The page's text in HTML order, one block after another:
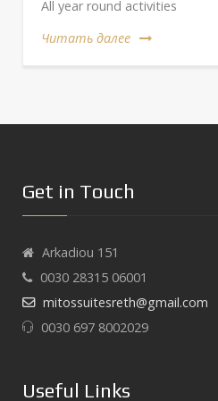
All year round activities
Читать далее
Get in Touch
Arkadiou 151
0030 28315 06001
mitossuitesreth@gmail.com
0030 697 8002029
Useful Links